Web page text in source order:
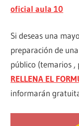
oficial aula 10
Si deseas una
preparación de
público (temarios ,
RELLENA EL
informarán